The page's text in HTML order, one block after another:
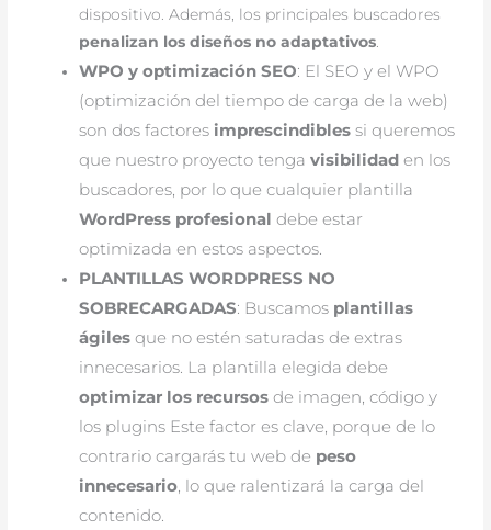
dispositivo. Además, los principales buscadores
penalizan los diseños no adaptativos.
WPO y optimización SEO: El SEO y el WPO
(optimización del tiempo de carga de la web)
son dos factores imprescindibles si queremos
que nuestro proyecto tenga visibilidad en los
WordPress profesional debe estar
optimizada en estos aspectos.
PLANTILLAS WORDPRESS NO
SOBRECARGADAS: Buscamos plantillas
ágiles que no estén saturadas de extras
optimizar los recursos de imagen, código y
los plugins Este factor es clave, porque de lo
contrario cargarás tu web de peso
innecesario, lo que ralentizará la carga del
contenido.